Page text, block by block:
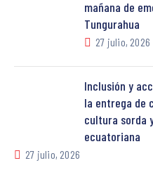
mañana de
Tungurahua
27 julio, 2026
Inclusión y
la entrega de
cultura sorda
ecuatoriana
27 julio, 2026